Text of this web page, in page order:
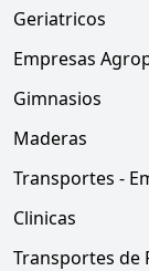
Geriatricos
Empresas
Gimnasios
Maderas
Transportes -
Clinicas
Transportes de